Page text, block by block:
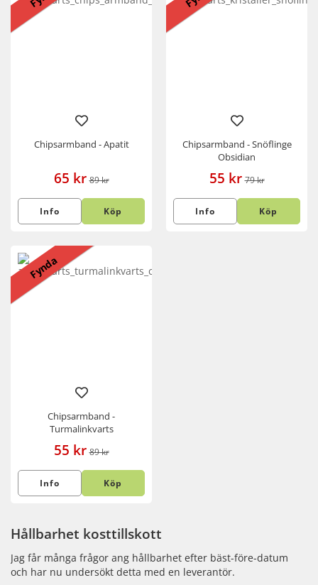
Chipsarmband - Apatit
65 kr 89 kr
Info Köp
Chipsarmband - Snöflinge
Obsidian
55 kr 79 kr
Info Köp
Fynda
Chipsarmband -
Turmalinkvarts
55 kr 89 kr
Info Köp
Hållbarhet kosttillskott
Jag får många frågor ang hållbarhet efter bäst-före-datum
och har nu undersökt detta med en leverantör.